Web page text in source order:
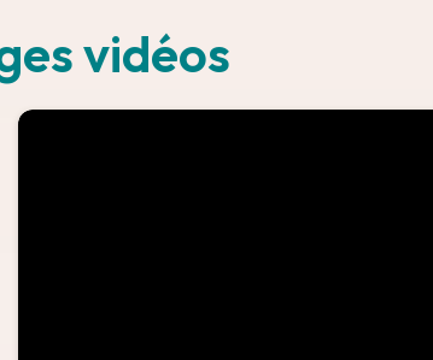
vidéos